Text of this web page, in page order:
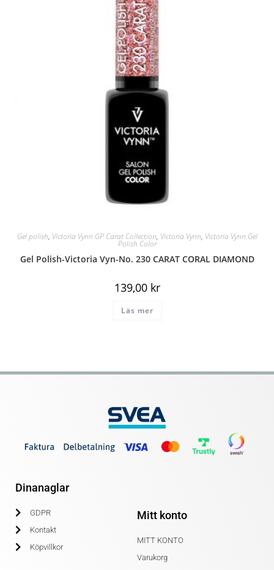
Gel polish, Victoria Vynn GP Carat Collection, Victoria Vynn, Victoria Vynn Gel
Polish Color
Gel Polish-Victoria Vyn-No. 230 CARAT CORAL DIAMOND
139,00 kr
Läs mer
Dinanaglar
GDPR
Kontakt
Köpvillkor
Mitt konto
MITT KONTO
Varukorg